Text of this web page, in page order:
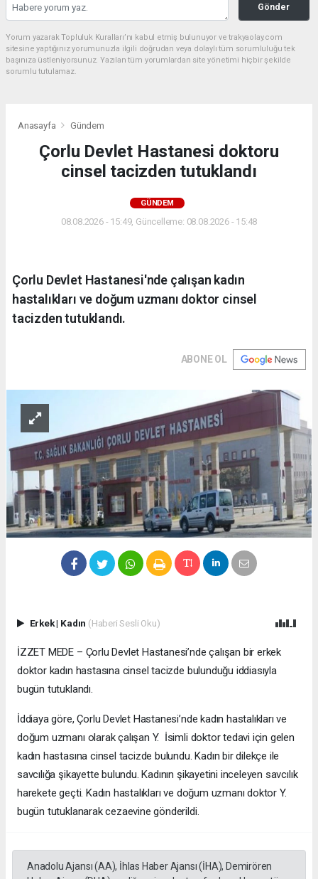
Gönder
Yorum yazarak Topluluk Kuralları’nı kabul etmiş bulunuyor ve trakyaolay.com
sitesine yaptığınız yorumunuzla ilgili doğrudan veya dolaylı tüm sorumluluğu tek
başınıza üstleniyorsunuz. Yazılan tüm yorumlardan site yönetimi hiçbir şekilde
sorumlu tutulamaz.
Anasayfa Gündem
Çorlu Devlet Hastanesi doktoru
cinsel tacizden tutuklandı
GÜNDEM
08.08.2026 - 15:49, Güncelleme: 08.08.2026 - 15:48
Çorlu Devlet Hastanesi'nde çalışan kadın
hastalıkları ve doğum uzmanı doktor cinsel
tacizden tutuklandı.
ABONE OL
Erkek| Kadın (Haberi Sesli Oku)
İZZET MEDE – Çorlu Devlet Hastanesi’nde çalışan bir erkek
doktor kadın hastasına cinsel tacizde bulunduğu iddiasıyla
bugün tutuklandı.
İddiaya göre, Çorlu Devlet Hastanesi’nde kadın hastalıkları ve
doğum uzmanı olarak çalışan Y. İsimli doktor tedavi için gelen
kadın hastasına cinsel tacizde bulundu. Kadın bir dilekçe ile
savcılığa şikayette bulundu. Kadının şikayetini inceleyen savcılık
harekete geçti. Kadın hastalıkları ve doğum uzmanı doktor Y.
bugün tutuklanarak cezaevine gönderildi.
Anadolu Ajansı (AA), İhlas Haber Ajansı (İHA), Demirören